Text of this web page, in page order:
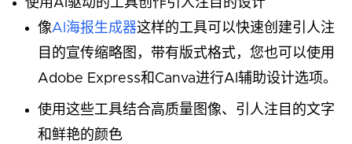
使用AI驱动的工具创作引人注目的设计
像AI海报生成器这样的工具可以快速创建引人注
目的宣传缩略图，带有版式格式，您也可以使用
Adobe Express和Canva进行AI辅助设计选项。
使用这些工具结合高质量图像、引人注目的文字
和鲜艳的颜色